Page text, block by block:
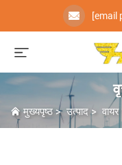
[email
मुख्यपृष्ठ> उत्पाद>